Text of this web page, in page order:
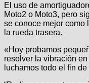
El uso de
Moto2 o Moto3, pero
se conoce mejor como
la rueda trasera.
«Hoy probamos
resolver la vibración
luchamos todo el fin